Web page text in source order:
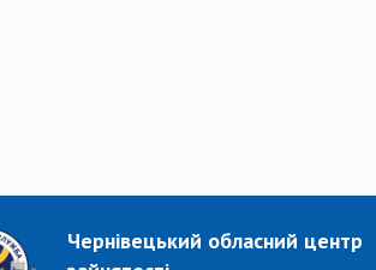
Чернівецький обласний центр